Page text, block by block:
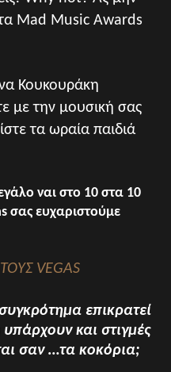
Μad Music Awards
Κουκουράκη
με την μουσική σας
τα ωραία παιδιά
ναι στο 10 στα 10
σας ευχαριστούμε
VEGAS
επικρατεί
και στιγμές
σαν …τα κοκόρια;